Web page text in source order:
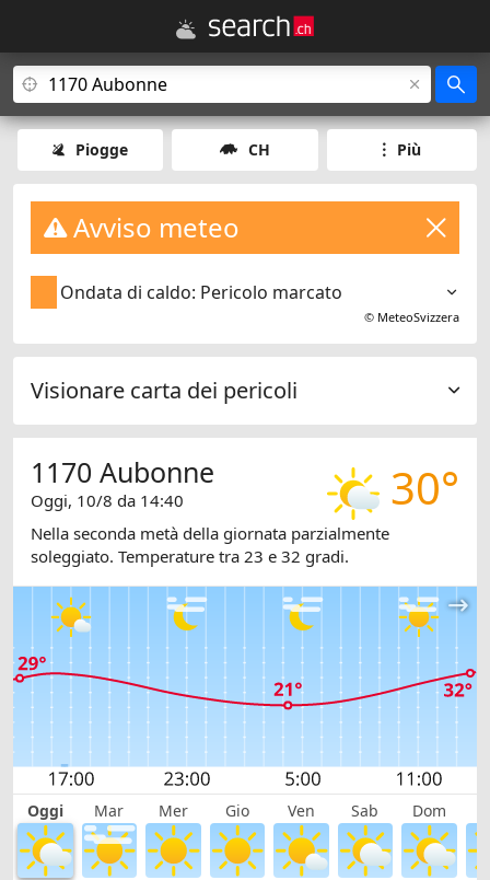
Piogge CH Più
Avviso meteo
Ondata di caldo: Pericolo marcato
© MeteoSvizzera
Visionare carta dei pericoli
30°
1170 Aubonne
Oggi, 10/8 da 14:40
Nella seconda metà della giornata parzialmente
soleggiato. Temperature tra 23 e 32 gradi.
Oggi Mar Mer Gio Ven Sab Dom